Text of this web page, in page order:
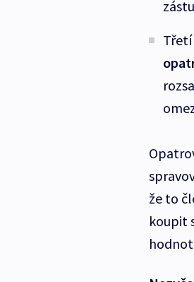
Třetí
že to
koupit